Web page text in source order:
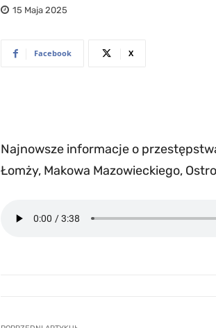
15 Maja 2025
Facebook X
Najnowsze informacje o
Łomży, Makowa Mazowieckiego,